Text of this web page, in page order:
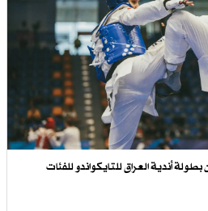
أندية العراق للتايكواندو للفئات